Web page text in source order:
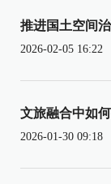
推进国土空间
2026-02-05 16:22
文旅融合中如
2026-01-30 09:18